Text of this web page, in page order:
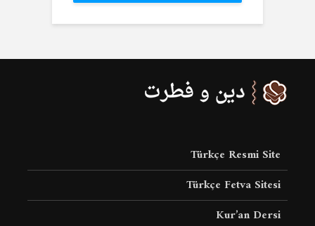
Türkçe Resmi Site
Türkçe Fetva Sitesi
Kur’an Dersi